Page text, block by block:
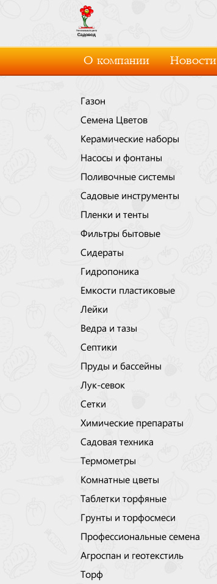
О компании Новости
Газон
Семена Цветов
Керамические наборы
Насосы и фонтаны
Поливочные системы
Садовые инструменты
Пленки и тенты
Фильтры бытовые
Сидераты
Гидропоника
Емкости пластиковые
Лейки
Ведра и тазы
Септики
Пруды и бассейны
Лук-севок
Сетки
Химические препараты
Садовая техника
Термометры
Комнатные цветы
Таблетки торфяные
Грунты и торфосмеси
Профессиональные семена
Агроспан и геотекстиль
Торф